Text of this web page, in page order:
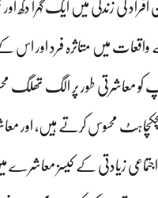
واقعات میں متاثرہ فرد اور
آپ کو معاشرتی طور پر الگ
محسوس کرتے ہیں، اور
زیادتی کے کیسز معاشرے